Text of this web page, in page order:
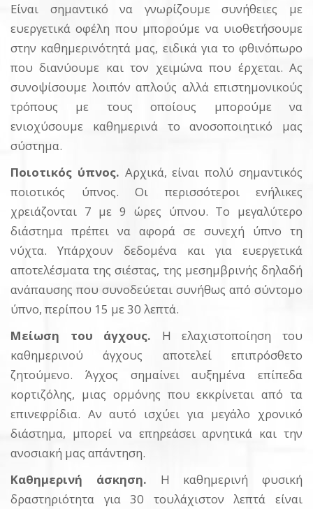
Είναι σημαντικό να γνωρίζουμε συνήθειες με
ευεργετικά οφέλη που μπορούμε να υιοθετήσουμε
στην καθημερινότητά μας, ειδικά για το φθινόπωρο
που διανύουμε και τον χειμώνα που έρχεται. Ας
συνοψίσουμε λοιπόν απλούς αλλά επιστημονικούς
τρόπους με τους οποίους μπορούμε να
ενιοχύσουμε καθημερινά το ανοσοποιητικό μας
σύστημα.
Ποιοτικός ύπνος. Αρχικά, είναι πολύ σημαντικός
ποιοτικός ύπνος. Οι περισσότεροι ενήλικες
χρειάζονται 7 με 9 ώρες ύπνου. Το μεγαλύτερο
διάστημα πρέπει να αφορά σε συνεχή ύπνο τη
νύχτα. Υπάρχουν δεδομένα και για ευεργετικά
αποτελέσματα της σιέστας, της μεσημβρινής δηλαδή
ανάπαυσης που συνοδεύεται συνήθως από σύντομο
ύπνο, περίπου 15 με 30 λεπτά.
Μείωση του άγχους. Η ελαχιστοποίηση του
καθημερινού άγχους αποτελεί επιπρόσθετο
ζητούμενο. Άγχος σημαίνει αυξημένα επίπεδα
κορτιζόλης, μιας ορμόνης που εκκρίνεται από τα
επινεφρίδια. Αν αυτό ισχύει για μεγάλο χρονικό
διάστημα, μπορεί να επηρεάσει αρνητικά και την
ανοσιακή μας απάντηση.
Καθημερινή άσκηση. Η καθημερινή φυσική
δραστηριότητα για 30 τουλάχιστον λεπτά είναι